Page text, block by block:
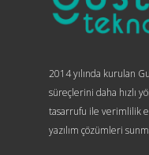
2014 yılında kurulan
süreçlerini daha hızlı
tasarrufu ile verimlilik
yazılım çözümleri